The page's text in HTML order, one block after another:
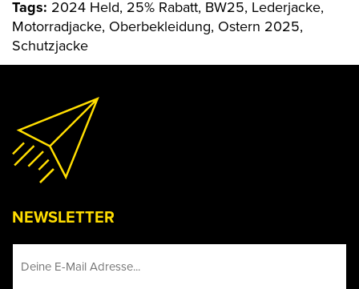
Tags: 2024 Held, 25% Rabatt, BW25, Lederjacke,
Motorradjacke, Oberbekleidung, Ostern 2025,
Schutzjacke
NEWSLETTER